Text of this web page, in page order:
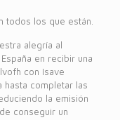
todos los que están.
alegría al
en recibir una
con Isave
hasta completar las
la emisión
conseguir un